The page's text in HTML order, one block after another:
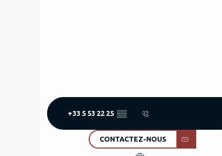
+33 5 53 22 25 ▒▒
CONTACTEZ-NOUS